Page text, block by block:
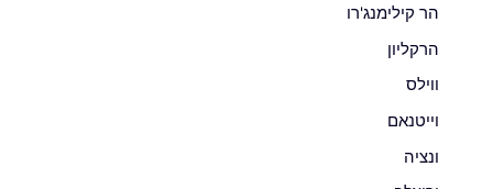
הר קילימנג'רו
הרקליון
ווילס
וייטנאם
ונציה